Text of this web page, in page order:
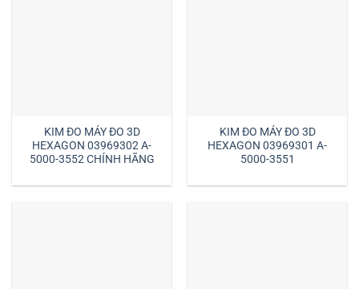
KIM ĐO MÁY ĐO 3D
HEXAGON 03969302 A-
5000-3552 CHÍNH HÃNG
KIM ĐO MÁY ĐO 3D
HEXAGON 03969301 A-
5000-3551